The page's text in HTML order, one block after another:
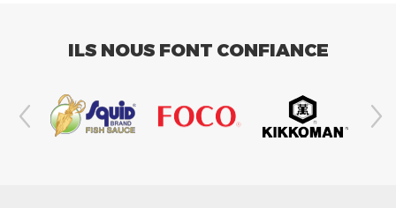
ILS NOUS FONT CONFIANCE